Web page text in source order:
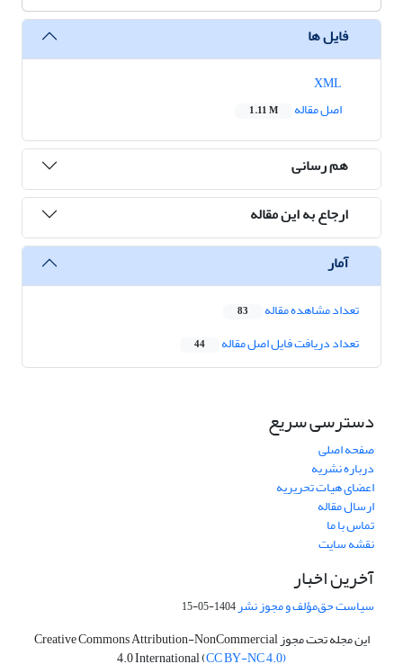
فایل ها
اصل مقاله
1.11 M
هم رسانی
ارجاع به این مقاله
آمار
تعداد مشاهده مقاله 83
تعداد دریافت فایل اصل مقاله 44
دسترسی سریع
صفحه اصلی
درباره نشریه
اعضای هیات تحریریه
ارسال مقاله
تماس با ما
نقشه سایت
آخرین اخبار
سیاست حق‌مؤلف و مجوز نشر1404-05-15
این مجله تحت مجوز Creative Commons Attribution-NonCommercial
4.0 International (CC BY-NC 4.0)